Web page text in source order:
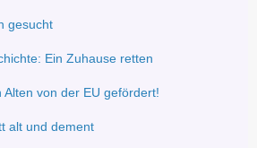
gesucht
Ein Zuhause retten
Alten von der EU gefördert!
alt und dement